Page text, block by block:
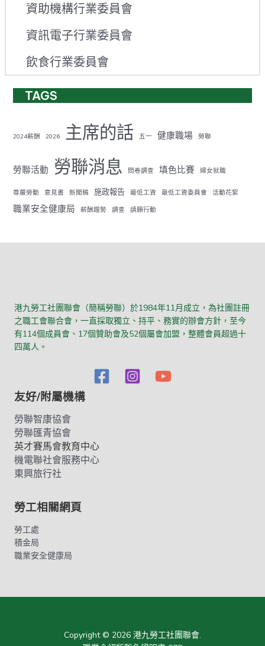
資助機構行業委員會
資訊電子行業委員會
飲食行業委員會
TAGS
2024薪酬 2026 主席的話 五一 健康職場 勞聯
勞聯活動 勞聯消息 問卷調查 填色比賽 婦女就職
尊嚴勞動 意見書 新聞稿 施政報告 最低工資 最低工資委員會 活動花絮
職業安全健康局 薪酬趨勢 調查 請願行動
港九勞工社團聯會（簡稱勞聯）於1984年11月成立，為社團註冊
之職工會聯合會，一直採取獨立、持平、務實的辦會方針，至今
有114個成員會、17個贊助會及52個屬會加盟，整體會員超過十
四萬人。
友好/附屬機構
勞聯智康協會
勞聯匯青協會
英才賽馬會教育中心
機電聯社會服務中心
東興旅行社
勞工相關網頁
勞工處
積金局
職業安全健康局
Copyright © 2026 港九勞工社團聯會.